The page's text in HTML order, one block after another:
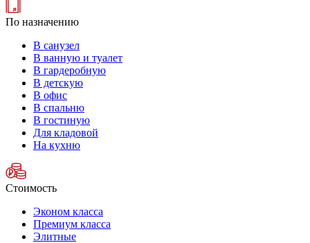
По назначению
В санузел
В ванную и туалет
В гардеробную
В детскую
В офис
В спальню
В гостиную
Для кладовой
На кухню
Стоимость
Эконом класса
Премиум класса
Элитные